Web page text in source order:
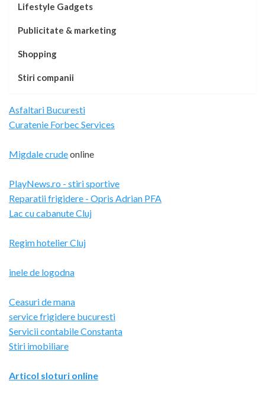
Lifestyle Gadgets
Publicitate & marketing
Shopping
Stiri companii
Asfaltari Bucuresti
Curatenie Forbec Services
Migdale crudeonline
PlayNews.ro - stiri sportive
Reparatii frigidere - Opris Adrian PFA
Lac cu cabanute Cluj
Regim hotelier Cluj
inele de logodna
Ceasuri de mana
service frigidere bucuresti
Servicii contabile Constanta
Stiri imobiliare
Articol sloturi online